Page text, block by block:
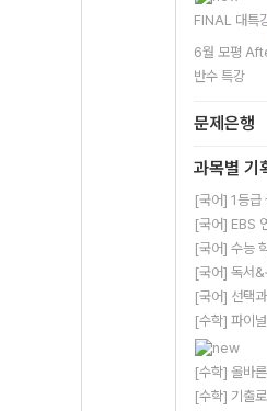
FINAL 대특
6월 모평
반수 특강
문제은행
과목별 기
[국어] 1등급
[국어] EBS
[국어] 수능
[국어] 독서&
[국어] 선택
[수학] 파이
[수학] 올바
[수학] 기출